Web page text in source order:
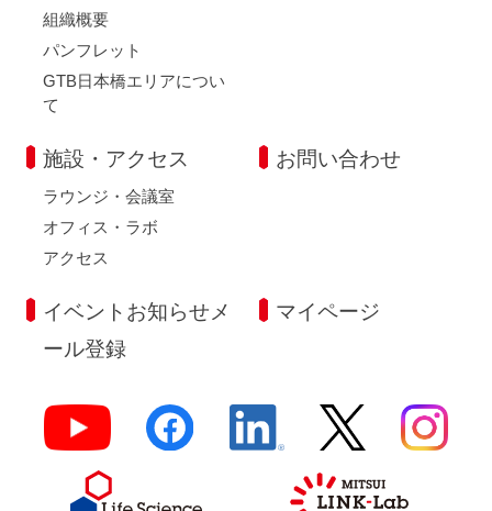
組織概要
パンフレット
GTB日本橋エリアについ
て
施設・アクセス
ラウンジ・会議室
オフィス・ラボ
アクセス
お問い合わせ
イベントお知らせメ
ール登録
マイページ